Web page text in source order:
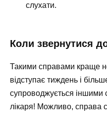
слухати.
Коли звернутися
Такими справами краще
відступає тиждень і
супроводжується
лікаря! Можливо, справа